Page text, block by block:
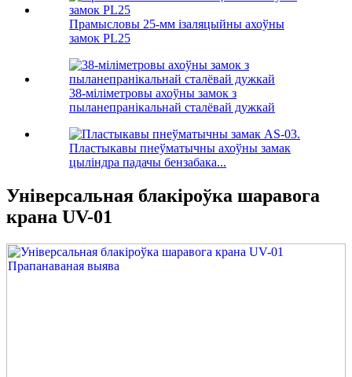
Прамысловы 25-мм ізаляцыйны ахоўны
замок PL25
38-міліметровы ахоўны замок з
пыланепранікальнай сталёвай дужкай
Пластыкавы пнеўматычны ахоўны замак
цыліндра падачы бензабака...
Універсальная блакіроўка шаравога
крана UV-01